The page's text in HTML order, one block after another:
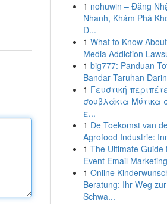
1 nohuwin – Đăng
Nhanh, Khám Phá
Đ...
1 What to Know
Media Addiction
1 big777: Panduan
Bandar Taruhan
1 Γευστική
σουβλάκια Μύτικα
ε...
1 De Toekomst van
Agrofood Industrie:
1 The Ultimate Guide
Event Email
1 Online
Beratung: Ihr Weg zur
Schwa...